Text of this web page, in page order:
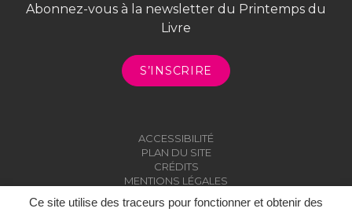
Ce site utilise des traceurs pour fonctionner et obtenir des
Abonnez-vous à la newsletter du Printemps du
Livre
S’INSCRIRE
ACCESSIBILITÉ
PLAN DU SITE
CRÉDITS
MENTIONS LÉGALES